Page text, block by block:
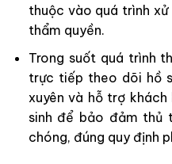
thuộc vào quá trình
thẩm quyền.
Trong suốt quá trình
trực tiếp theo dõi hồ
xuyên và hỗ trợ
sinh để bảo đảm thủ
chóng, đúng quy định